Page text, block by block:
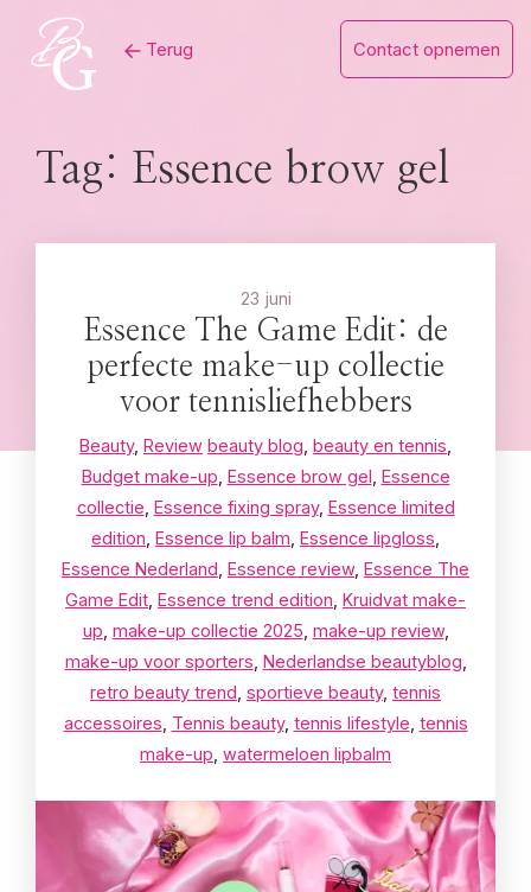
content
Terug Contact opnemen
Tag: Essence brow gel
23 juni
Essence The Game Edit: de
perfecte make-up collectie
voor tennisliefhebbers
Beauty, Review beauty blog beauty en tennis
Budget make-up Essence brow gel Essence
collectie Essence fixing spray, Essence limited
edition Essence lip balm Essence lipgloss
Essence Nederland Essence review, Essence The
Game Edit Essence trend edition Kruidvat make-
up make-up collectie 2025 make-up review,
make-up voor sporters Nederlandse beautyblog
retro beauty trend sportieve beauty, tennis
accessoires Tennis beauty, tennis lifestyle tennis
make-up watermeloen lipbalm